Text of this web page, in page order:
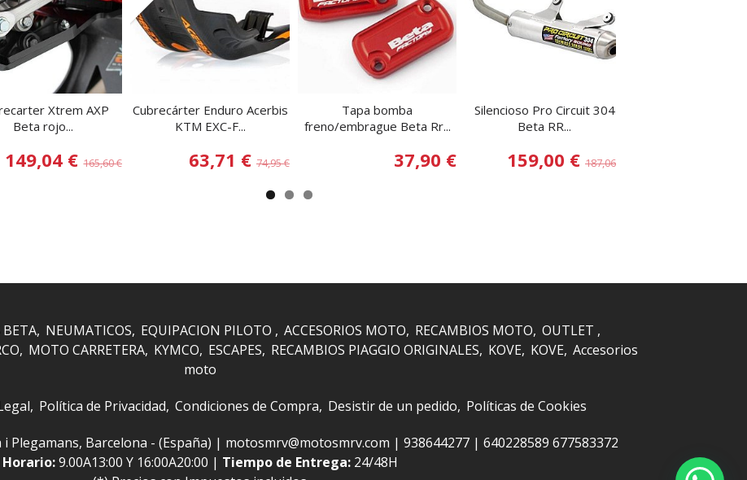
Xtrem AXP
Beta rojo...
149,04 €165,60 €
Cubrecárter Enduro Acerbis
KTM EXC-F...
63,71 € 74,95 €
Tapa bomba
freno/embrague Beta Rr...
37,90 €
Silencioso Pro Circuit 304
Beta RR...
159,00 € 187,06 €
BETA NEUMATICOS EQUIPACION PILOTO ACCESORIOS MOTO RECAMBIOS MOTO OUTLET
MOTO CARRETERA KYMCO ESCAPES RECAMBIOS PIAGGIO ORIGINALES KOVE KOVE Accesorios
moto
Política de Privacidad Condiciones de Compra Desistir de un pedido Políticas de Cookies
i Plegamans, Barcelona - (España) | motosmrv@motosmrv.com | 938644277| 640228589 677583372
Horario:9.00A13:00 Y 16:00A20:00 | Tiempo de Entrega: 24/48H